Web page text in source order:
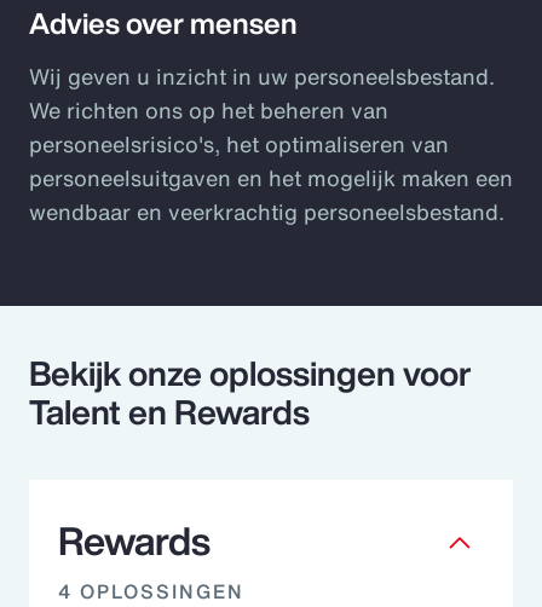
Advies over mensen
Wij geven u inzicht in uw personeelsbestand.
We richten ons op het beheren van
personeelsrisico's, het optimaliseren van
personeelsuitgaven en het mogelijk maken een
wendbaar en veerkrachtig personeelsbestand.
Bekijk onze oplossingen voor
Talent en Rewards
Rewards
4 OPLOSSINGEN